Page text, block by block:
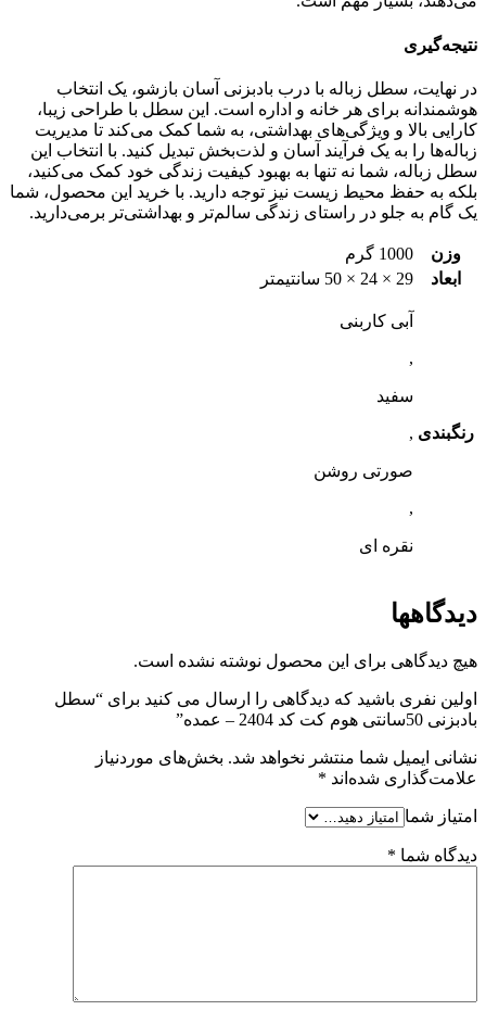
نتیجه‌گیری
در نهایت، سطل زباله با درب بادبزنی آسان بازشو، یک انتخاب
هوشمندانه برای هر خانه و اداره است. این سطل با طراحی زیبا،
کارایی بالا و ویژگی‌های بهداشتی، به شما کمک می‌کند تا مدیریت
زباله‌ها را به یک فرآیند آسان و لذت‌بخش تبدیل کنید. با انتخاب این
سطل زباله، شما نه تنها به بهبود کیفیت زندگی خود کمک می‌کنید،
بلکه به حفظ محیط زیست نیز توجه دارید. با خرید این محصول، شما
یک گام به جلو در راستای زندگی سالم‌تر و بهداشتی‌تر برمی‌دارید.
وزن
1000 گرم
ابعاد
29 × 24 × 50 سانتیمتر
رنگبندی
آبی کاربنی
,
سفید
,
صورتی روشن
,
نقره ای
دیدگاهها
هیچ دیدگاهی برای این محصول نوشته نشده است.
اولین نفری باشید که دیدگاهی را ارسال می کنید برای “سطل
بادبزنی 50سانتی هوم کت کد 2404 – عمده”
نشانی ایمیل شما منتشر نخواهد شد. بخش‌های موردنیاز
علامت‌گذاری شده‌اند *
امتیاز شما
دیدگاه شما *